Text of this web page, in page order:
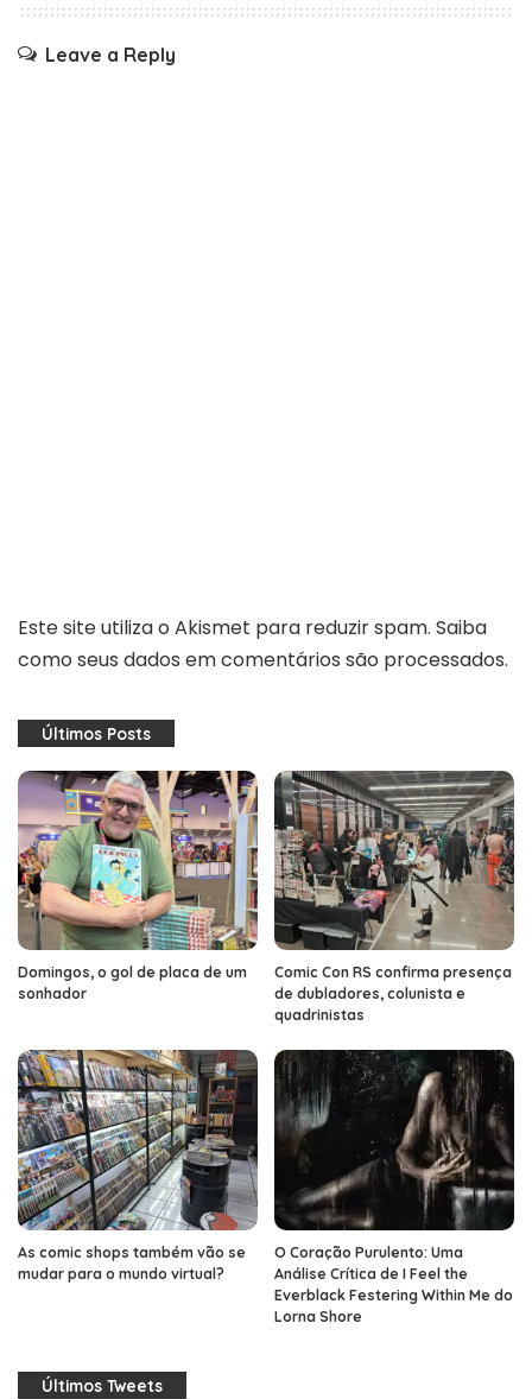
Leave a Reply
Este site utiliza o Akismet para reduzir spam. Saiba
como seus dados em comentários são processados.
Últimos Posts
Domingos, o gol de placa de um
sonhador
Comic Con RS confirma presença
de dubladores, colunista e
quadrinistas
As comic shops também vão se
mudar para o mundo virtual?
O Coração Purulento: Uma
Análise Crítica de I Feel the
Everblack Festering Within Me do
Lorna Shore
Últimos Tweets